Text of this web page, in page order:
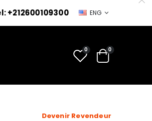
+212600109300 ENG
0 0
Devenir Revendeur